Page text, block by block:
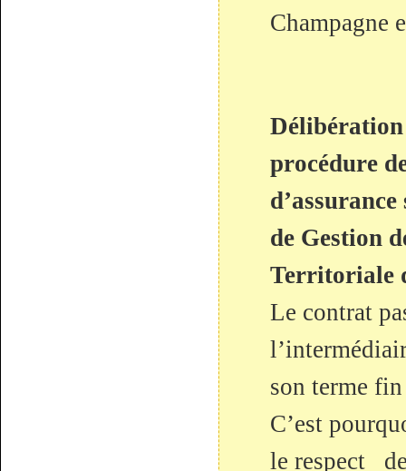
Champagne
procédure
de Gestion
Territoriale
Le contrat
son terme
C’est
le respect